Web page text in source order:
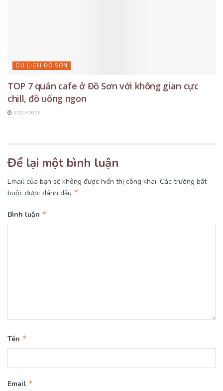
DU LỊCH ĐỒ SƠN
TOP 7 quán cafe ở Đồ Sơn với không gian cực
chill, đồ uống ngon
27/07/2026
Để lại một bình luận
Email của bạn sẽ không được hiển thị công khai. Các trường bắt
buộc được đánh dấu *
Bình luận *
Tên *
Email *